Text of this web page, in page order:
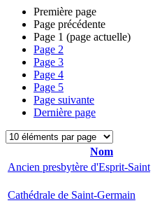
Première page
Page précédente
Page 1 (page actuelle)
Page 2
Page 3
Page 4
Page 5
Page suivante
Dernière page
Nom
Ancien presbytère d'Esprit-Saint
Cathédrale de Saint-Germain